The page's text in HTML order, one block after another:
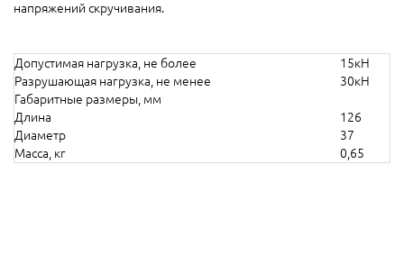
напряжений скручивания.
Допустимая нагрузка, не более
15кН
Разрушающая нагрузка, не менее
30кН
Габаритные размеры, мм
Длина
126
Диаметр
37
Масса, кг
0,65